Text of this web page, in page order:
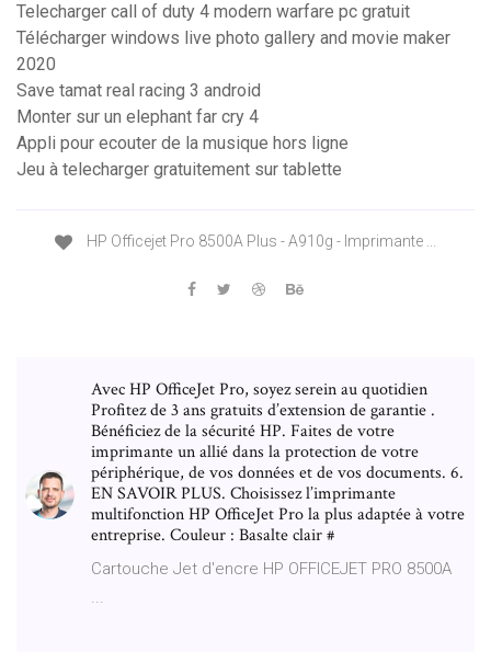
Telecharger call of duty 4 modern warfare pc gratuit
Télécharger windows live photo gallery and movie maker
2020
Save tamat real racing 3 android
Monter sur un elephant far cry 4
Appli pour ecouter de la musique hors ligne
Jeu à telecharger gratuitement sur tablette
HP Officejet Pro 8500A Plus - A910g - Imprimante ...
Avec HP OfficeJet Pro, soyez serein au quotidien
Profitez de 3 ans gratuits d’extension de garantie .
Bénéficiez de la sécurité HP. Faites de votre
imprimante un allié dans la protection de votre
périphérique, de vos données et de vos documents. 6.
EN SAVOIR PLUS. Choisissez l’imprimante
multifonction HP OfficeJet Pro la plus adaptée à votre
entreprise. Couleur : Basalte clair #
Cartouche Jet d'encre HP OFFICEJET PRO 8500A
...